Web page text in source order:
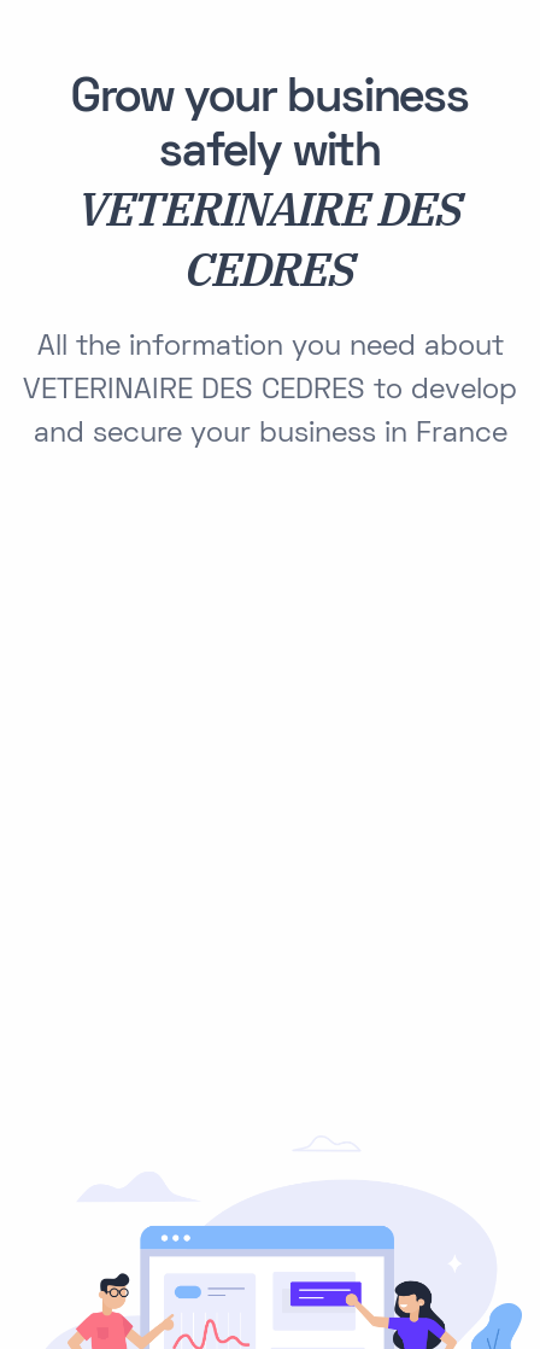
Grow your business
safely with
VETERINAIRE DES
CEDRES
All the information you need about
VETERINAIRE DES CEDRES to develop
and secure your business in France